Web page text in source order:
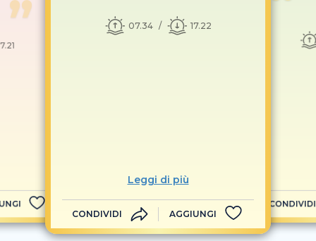
07.34 17.22
Leggi di più
CONDIVIDI AGGIUNGI
CONDIVIDI